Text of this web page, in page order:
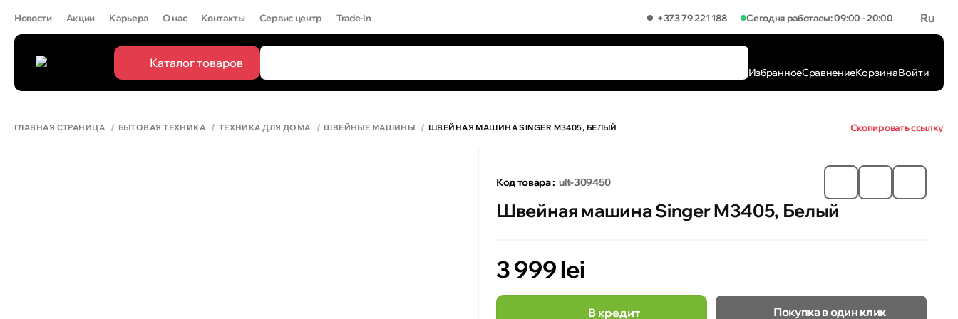
Новости Акции Карьера О нас Контакты Сервис центр Trade-In +373 79 221 188 Сегодня работаем: 09:00 - 20:00 Ru
Каталог товаров
ИзбранноеСравнениеКорзинаВойти
ГЛАВНАЯ СТРАНИЦА БЫТОВАЯ ТЕХНИКА ТЕХНИКА ДЛЯ ДОМА ШВЕЙНЫЕ МАШИНЫ ШВЕЙНАЯ МАШИНА SINGER M3405, БЕЛЫЙ Скопировать ссылку
Код товара : ult-309450
Швейная машина Singer M3405, Белый
3 999 lei
В кредит Покупка в один клик